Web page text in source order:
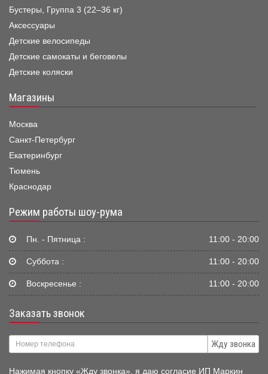
Бустеры, Группа 3 (22–36 кг)
Аксессуары
Детские велосипеды
Детские самокаты и беговелы
Детские коляски
Магазины
Москва
Санкт-Петербург
Екатеринбург
Тюмень
Краснодар
Режим работы шоу-рума
Пн. - Пятница : 11:00 - 20:00
Суббота : 11:00 - 20:00
Воскресенье : 11:00 - 20:00
Заказать звонок
Жду звонка
Нажимая кнопку «Жду звонка», я даю согласие ИП Маркин